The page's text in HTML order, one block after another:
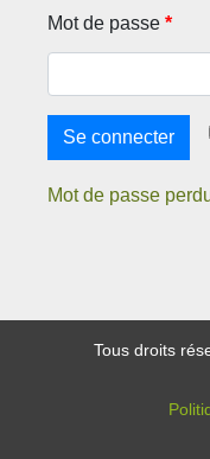
Mot de passe *
Se connecter
Mot de passe
Tous droits